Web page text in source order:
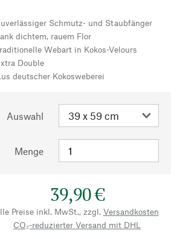
Schmutz- und Staubfänger
dichtem, rauem Flor
Webart in Kokos-Velours
Double
deutscher Kokosweberei
Auswahl
Menge
39,90 €
Preise inkl. MwSt., zzgl. Versandkosten
CO₂-reduzierter Versand mit DHL